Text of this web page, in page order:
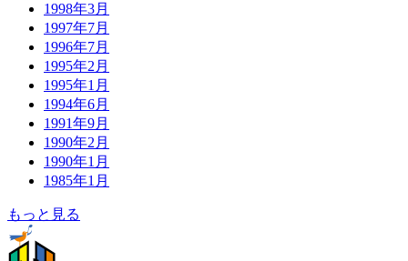
1998年3月
1997年7月
1996年7月
1995年2月
1995年1月
1994年6月
1991年9月
1990年2月
1990年1月
1985年1月
もっと見る